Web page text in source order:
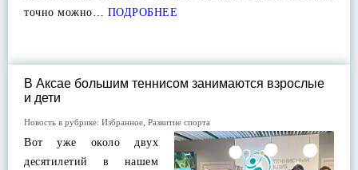
точно можно… ПОДРОБНЕЕ
В Аксае большим теннисом занимаются взрослые
и дети
Новость в рубрике: Избранное Развитие спорта
Вот уже около двух
десятилетий в нашем